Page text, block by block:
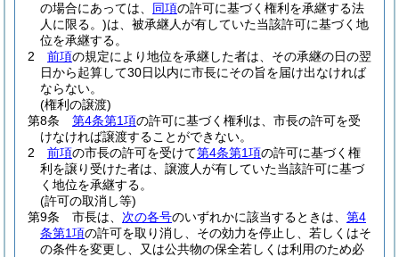
の場合にあっては、 同項の許可に基づく権利を承継する法
人に限る。)は、被承継人が有していた当該許可に基づく地
位を承継する。
2
前項の規定により地位を承継した者は、その承継の日の翌
日から起算して30日以内に市長にその旨を届け出なければ
ならない。
(権利の譲渡)
第8条
第4条第1項の許可に基づく権利は、市長の許可を受
けなければ譲渡することができない。
2
前項の市長の許可を受けて第4条第1項の許可に基づく権
利を譲り受けた者は、譲渡人が有していた当該許可に基づ
く地位を承継する。
(許可の取消し等)
第9条
市長は、 次の各号のいずれかに該当するときは、 第4
条第1項の許可を取り消し、その効力を停止し、若しくはそ
の条件を変更し、又は公共物の保全若しくは利用のため必